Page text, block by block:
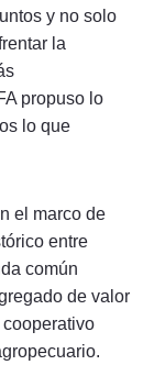
y no solo
la
propuso lo
lo que
el marco de
entre
común
de valor